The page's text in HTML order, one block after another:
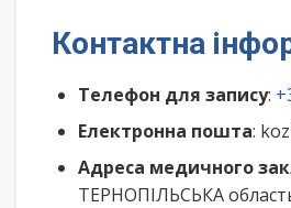
Контактна
Телефон для запису:
Електронна пошта:
Адреса медичного
ТЕРНОПІЛЬСЬКА